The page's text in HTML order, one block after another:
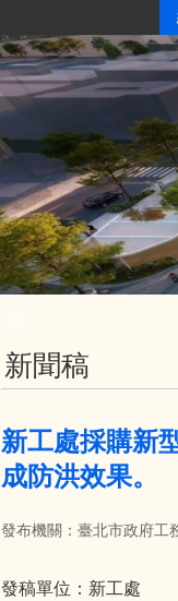
新聞稿
新工處採購新
成防洪效果。
發布機關：臺北市政府工
發稿單位：新工處